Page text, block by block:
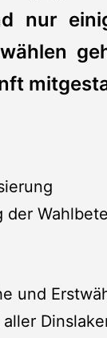
nur
der
und
aller